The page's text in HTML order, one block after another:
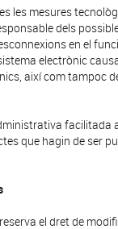
les mesures
dels
en el
sistema electrònic
així com tampoc
facilitada
que hagin de ser
reserva el dret de